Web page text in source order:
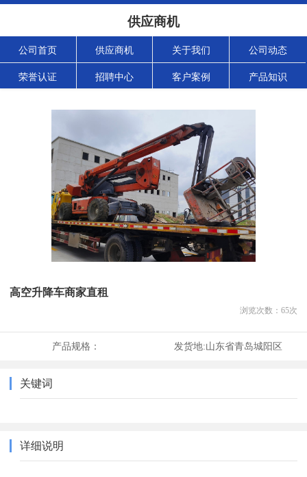
供应商机
公司首页 供应商机 关于我们 公司动态
荣誉认证 招聘中心 客户案例 产品知识
高空升降车商家直租
浏览次数： 65次
产品规格： 发货地:山东省青岛城阳区
关键词
详细说明